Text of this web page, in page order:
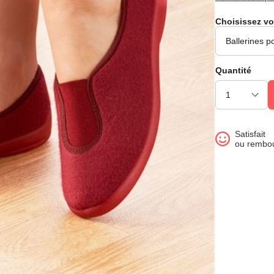
Choisissez
Quantité
Satisfait
ou